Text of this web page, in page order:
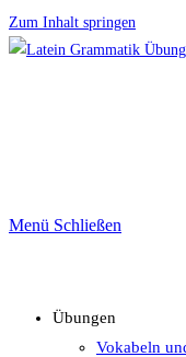
Zum Inhalt springen
Menü Schließen
Übungen
Vokabeln